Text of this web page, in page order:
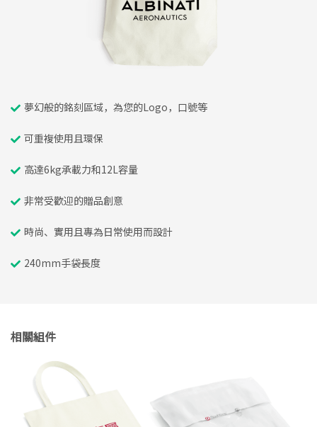
夢幻般的銘刻區域，為您的Logo，口號等
可重複使用且環保
高達6kg承載力和12L容量
非常受歡迎的贈品創意
時尚、實用且專為日常使用而設計
240mm手袋長度
相關組件